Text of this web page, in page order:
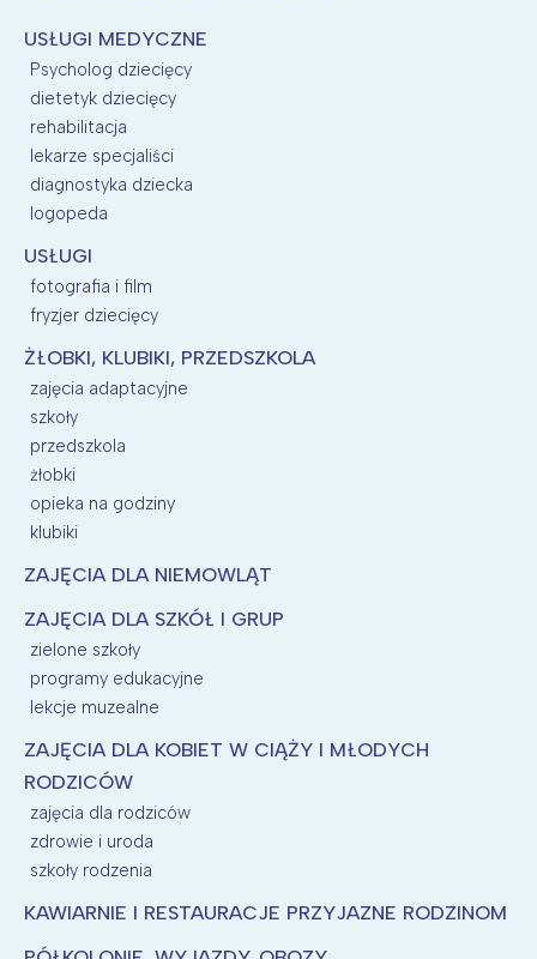
USŁUGI MEDYCZNE
Psycholog dziecięcy
dietetyk dziecięcy
rehabilitacja
lekarze specjaliści
diagnostyka dziecka
logopeda
USŁUGI
fotografia i film
fryzjer dziecięcy
ŻŁOBKI, KLUBIKI, PRZEDSZKOLA
zajęcia adaptacyjne
szkoły
przedszkola
żłobki
opieka na godziny
klubiki
ZAJĘCIA DLA NIEMOWLĄT
ZAJĘCIA DLA SZKÓŁ I GRUP
zielone szkoły
programy edukacyjne
lekcje muzealne
ZAJĘCIA DLA KOBIET W CIĄŻY I MŁODYCH
RODZICÓW
zajęcia dla rodziców
zdrowie i uroda
szkoły rodzenia
KAWIARNIE I RESTAURACJE PRZYJAZNE RODZINOM